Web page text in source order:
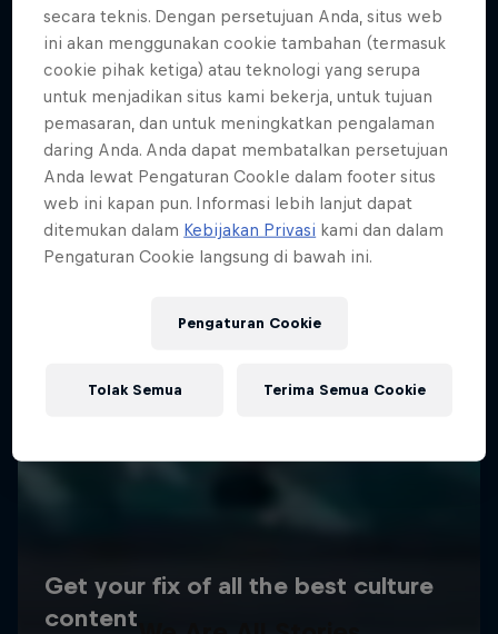
Darcy Oake's Trick Fantastic
Magic meets extreme sports
ART
secara teknis. Dengan persetujuan Anda, situs web
ini akan menggunakan cookie tambahan (termasuk
cookie pihak ketiga) atau teknologi yang serupa
untuk menjadikan situs kami bekerja, untuk tujuan
pemasaran, dan untuk meningkatkan pengalaman
daring Anda. Anda dapat membatalkan persetujuan
Anda lewat Pengaturan CookIe dalam footer situs
web ini kapan pun. Informasi lebih lanjut dapat
ditemukan dalam Kebijakan Privasi kami dan dalam
Pengaturan Cookie langsung di bawah ini.
Pengaturan Cookie
Tolak Semua Terima Semua Cookie